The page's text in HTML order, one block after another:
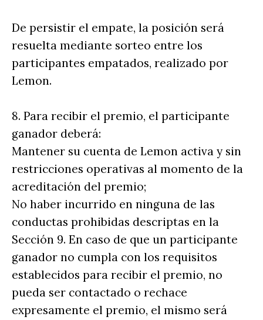
De persistir el empate, la posición será
resuelta mediante sorteo entre los
participantes empatados, realizado por
Lemon.
8. Para recibir el premio, el participante
ganador deberá:
Mantener su cuenta de Lemon activa y sin
restricciones operativas al momento de la
acreditación del premio;
No haber incurrido en ninguna de las
conductas prohibidas descriptas en la
Sección 9. En caso de que un participante
ganador no cumpla con los requisitos
establecidos para recibir el premio, no
pueda ser contactado o rechace
expresamente el premio, el mismo será